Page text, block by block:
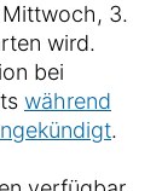
3.
wird.
bei
während
.